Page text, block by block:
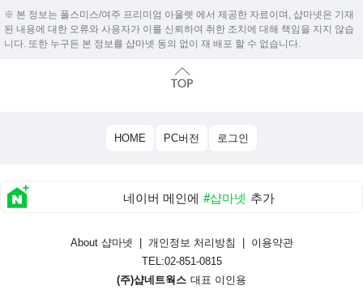
※ 본 정보는 폴스미스/여주 프리미엄 아울렛 에서 제공한 자료이며, 샵마넷은 기재
된 내용에 대한 오류와 사용자가 이를 신뢰하여 취한 조치에 대해 책임을 지지 않습
니다. 또한 누구든 본 정보를 샵마넷 동의 없이 재 배포 할 수 없습니다.
HOME PC버전 로그인
네이버 메인에 #샵마넷 추가
About 샵마넷 개인정보 처리방침
이용약관
TEL:02-851-0815
(주)샵네트웍스 대표 이인용